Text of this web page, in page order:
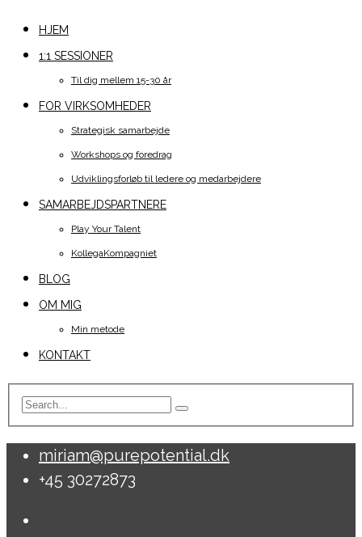
HJEM
1:1 SESSIONER
Til dig mellem 15-30 år
FOR VIRKSOMHEDER
Strategisk samarbejde
Workshops og foredrag
Udviklingsforløb til ledere og medarbejdere
SAMARBEJDSPARTNERE
Play Your Talent
KollegaKompagniet
BLOG
OM MIG
Min metode
KONTAKT
miriam@purepotential.dk
+45 30272873